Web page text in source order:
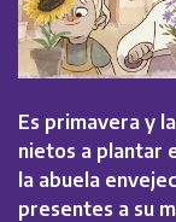
Es primavera y
nietos a plantar
la abuela
presentes a su